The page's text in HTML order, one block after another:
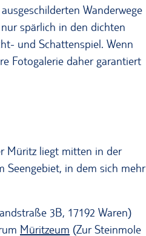
Wanderwege
spärlich in den dichten
und Schattenspiel. Wenn
Fotogalerie daher garantiert
Müritz liegt mitten in der
Seengebiet, in dem sich mehr
3B, 17192 Waren)
Müritzeum (Zur Steinmole